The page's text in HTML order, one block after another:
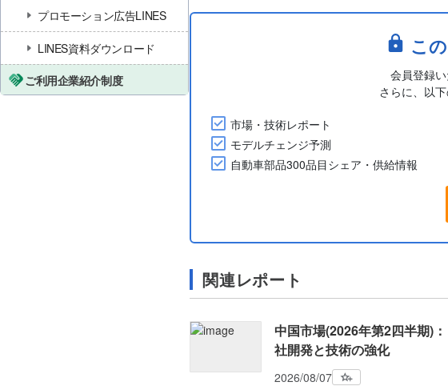
プロモーション広告LINES
LINES資料ダウンロード
ご利用企業紹介制度
こ
会員登録
さらに、以
市場・技術レポート
モデルチェンジ予測
自動車部品300品目シェア・供給情報
関連レポート
中国市場(2026年第2四半期)
社開発と技術の強化
2026/08/07